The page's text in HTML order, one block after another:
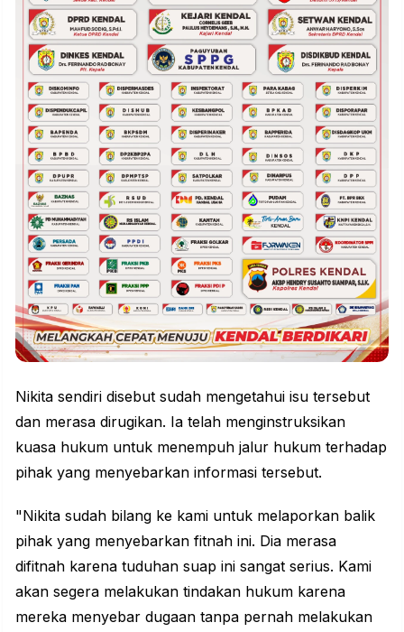
Nikita sendiri disebut sudah mengetahui isu tersebut
dan merasa dirugikan. Ia telah menginstruksikan
kuasa hukum untuk menempuh jalur hukum terhadap
pihak yang menyebarkan informasi tersebut.
"Nikita sudah bilang ke kami untuk melaporkan balik
pihak yang menyebarkan fitnah ini. Dia merasa
difitnah karena tuduhan suap ini sangat serius. Kami
akan segera melakukan tindakan hukum karena
mereka menyebar dugaan tanpa pernah melakukan